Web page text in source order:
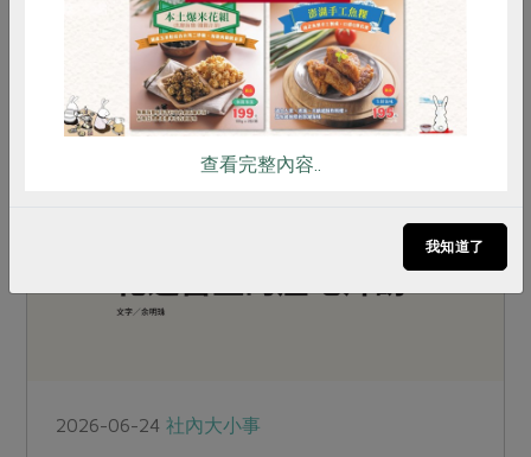
能？完整整理LINE功能使用說明，所有疑難雜症
2026-06-24社內大小事
查看完整內容..
我知道了